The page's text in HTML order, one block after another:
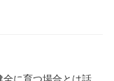
に育つ場合とは話